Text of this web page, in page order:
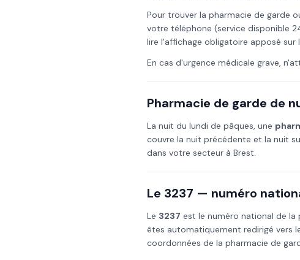
Pour trouver la pharmacie de garde
votre téléphone (service disponible
lire l'affichage obligatoire apposé
En cas d'urgence médicale grave,
Pharmacie de garde de
La nuit du lundi de pâques, une
couvre la nuit précédente et la nuit
dans votre secteur à Brest.
Le 3237 — numéro
Le 3237 est le numéro national de la
êtes automatiquement redirigé vers
coordonnées de la pharmacie de